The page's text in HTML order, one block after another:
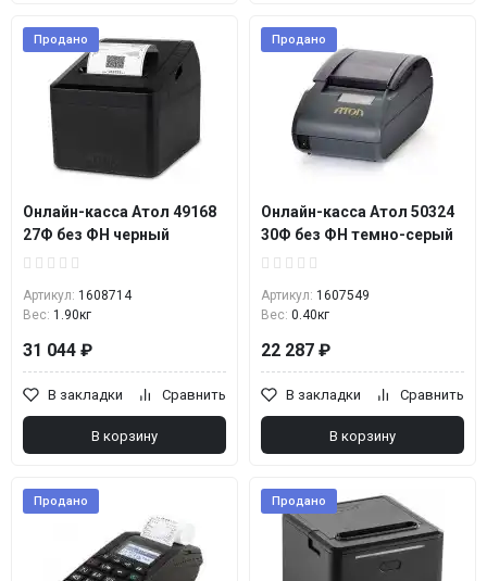
Продано
Онлайн-касса Атол 49168
27Ф без ФН черный
Артикул: 1608714
Вес: 1.90кг
31 044 ₽
В закладки Сравнить
В корзину
Продано
Онлайн-касса Атол 50324
30Ф без ФН темно-серый
Артикул: 1607549
Вес: 0.40кг
22 287 ₽
В закладки Сравнить
В корзину
Продано Продано